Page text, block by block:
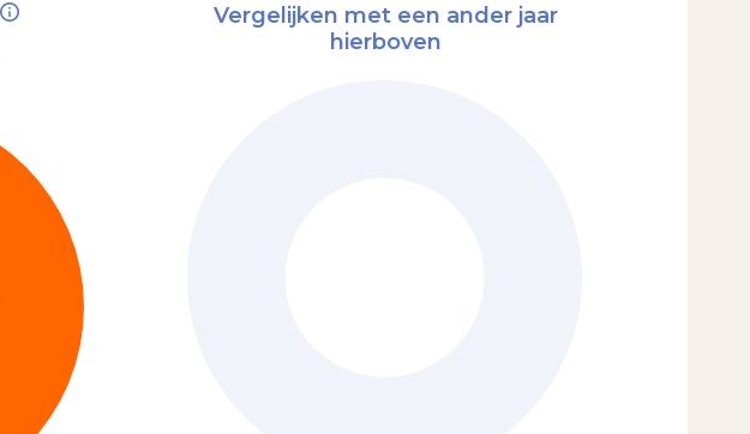
Vergelijken met een ander jaar
hierboven